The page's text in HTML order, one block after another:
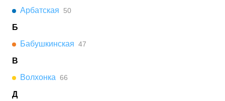
Арбатская
50
Б
Бабушкинская 47
В
Волхонка 66
Д